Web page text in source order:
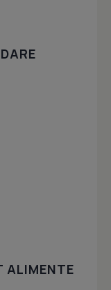
ALIMENTE